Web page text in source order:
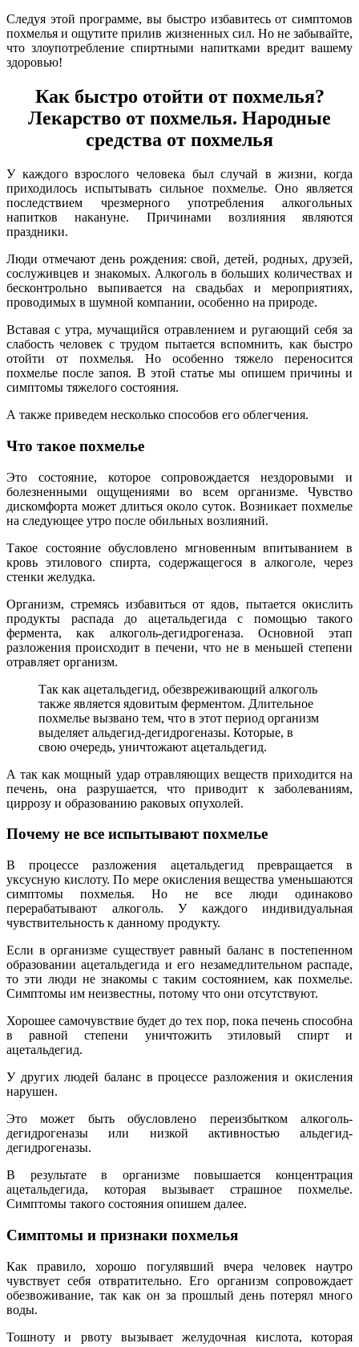
Следуя этой программе, вы быстро избавитесь от симптомов
похмелья и ощутите прилив жизненных сил. Но не забывайте,
что злоупотребление спиртными напитками вредит вашему
здоровью!
Как быстро отойти от похмелья?
Лекарство от похмелья. Народные
средства от похмелья
У каждого взрослого человека был случай в жизни, когда
приходилось испытывать сильное похмелье. Оно является
последствием чрезмерного употребления алкогольных
напитков накануне. Причинами возлияния являются
праздники.
Люди отмечают день рождения: свой, детей, родных, друзей,
сослуживцев и знакомых. Алкоголь в больших количествах и
бесконтрольно выпивается на свадьбах и мероприятиях,
проводимых в шумной компании, особенно на природе.
Вставая с утра, мучащийся отравлением и ругающий себя за
слабость человек с трудом пытается вспомнить, как быстро
отойти от похмелья. Но особенно тяжело переносится
похмелье после запоя. В этой статье мы опишем причины и
симптомы тяжелого состояния.
А также приведем несколько способов его облегчения.
Что такое похмелье
Это состояние, которое сопровождается нездоровыми и
болезненными ощущениями во всем организме. Чувство
дискомфорта может длиться около суток. Возникает похмелье
на следующее утро после обильных возлияний.
Такое состояние обусловлено мгновенным впитыванием в
кровь этилового спирта, содержащегося в алкоголе, через
стенки желудка.
Организм, стремясь избавиться от ядов, пытается окислить
продукты распада до ацетальдегида с помощью такого
фермента, как алкоголь-дегидрогеназа. Основной этап
разложения происходит в печени, что не в меньшей степени
отравляет организм.
Так как ацетальдегид, обезвреживающий алкоголь
также является ядовитым ферментом. Длительное
похмелье вызвано тем, что в этот период организм
выделяет альдегид-дегидрогеназы. Которые, в
свою очередь, уничтожают ацетальдегид.
А так как мощный удар отравляющих веществ приходится на
печень, она разрушается, что приводит к заболеваниям,
циррозу и образованию раковых опухолей.
Почему не все испытывают похмелье
В процессе разложения ацетальдегид превращается в
уксусную кислоту. По мере окисления вещества уменьшаются
симптомы похмелья. Но не все люди одинаково
перерабатывают алкоголь. У каждого индивидуальная
чувствительность к данному продукту.
Если в организме существует равный баланс в постепенном
образовании ацетальдегида и его незамедлительном распаде,
то эти люди не знакомы с таким состоянием, как похмелье.
Симптомы им неизвестны, потому что они отсутствуют.
Хорошее самочувствие будет до тех пор, пока печень способна
в равной степени уничтожить этиловый спирт и
ацетальдегид.
У других людей баланс в процессе разложения и окисления
нарушен.
Это может быть обусловлено переизбытком алкоголь-
дегидрогеназы или низкой активностью альдегид-
дегидрогеназы.
В результате в организме повышается концентрация
ацетальдегида, которая вызывает страшное похмелье.
Симптомы такого состояния опишем далее.
Симптомы и признаки похмелья
Как правило, хорошо погулявший вчера человек наутро
чувствует себя отвратительно. Его организм сопровождает
обезвоживание, так как он за прошлый день потерял много
воды.
Тошноту и рвоту вызывает желудочная кислота, которая